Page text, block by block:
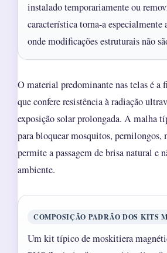
instalado temporariamente ou
característica torna-a especialmente
onde modificações estruturais não
O material predominante nas telas é a
que confere resistência à radiação
exposição solar prolongada. A malha
para bloquear mosquitos, pernilongos,
permite a passagem de brisa natural
ambiente.
COMPOSIÇÃO PADRÃO DOS KITS
Um kit típico de moskitiera